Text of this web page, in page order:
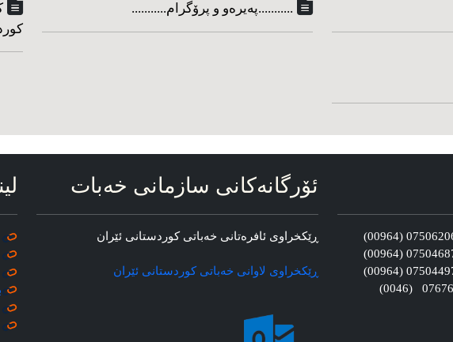
...........په‌یره‌و و پرۆگرام...........
ئۆرگانه‌کانی سازمانی خه‌بات
ڕێکخراوی ئافره‌تانی خه‌باتی کوردستانی ئێران
ڕێکخراوی لاوانی خه‌باتی کوردستانی ئێران